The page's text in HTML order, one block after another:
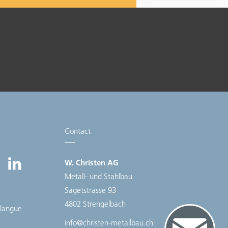
Personnalisable
Contact
W. Christen AG
Metall- und Stahlbau
Sägetstrasse 93
4802 Strengelbach
info@christen-metallbau.ch